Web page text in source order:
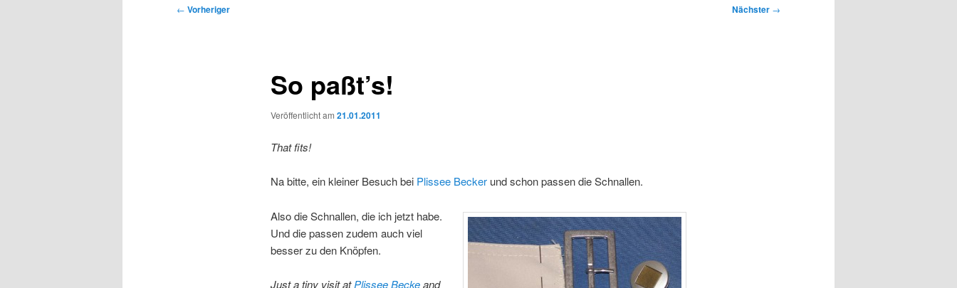
Beitragsnavigation
← Vorheriger Nächster →
So paßt’s!
Veröffentlicht am 21.01.2011
That fits!
Na bitte, ein kleiner Besuch bei Plissee Beckerund schon passen die Schnallen.
Also die Schnallen, die ich jetzt habe.
Und die passen zudem auch viel
besser zu den Knöpfen.
Just a tiny visit atPlissee Beckeand